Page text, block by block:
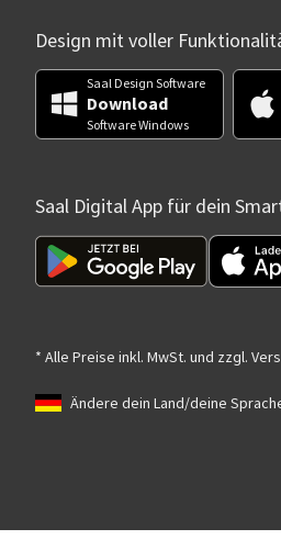
Design mit voller
Saal Design Software
Download
Software Windows
Saal Digital App für dein
* Alle Preise inkl. MwSt. und zzgl.
Ändere dein Land/deine